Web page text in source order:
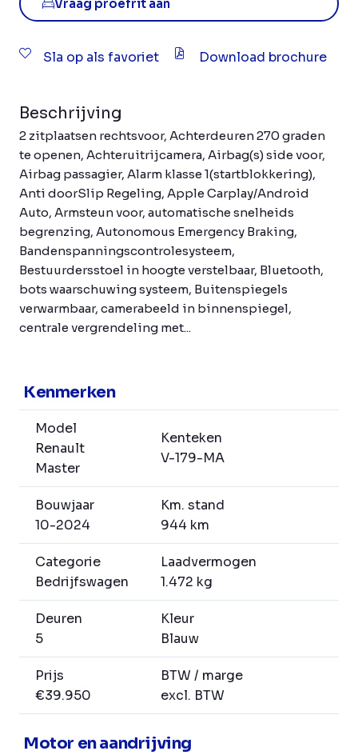
Vraag proefrit aan
Sla op als favoriet Download brochure
Beschrijving
2 zitplaatsen rechtsvoor, Achterdeuren 270 graden
te openen, Achteruitrijcamera, Airbag(s) side voor,
Airbag passagier, Alarm klasse 1(startblokkering),
Anti doorSlip Regeling, Apple Carplay/Android
Auto, Armsteun voor, automatische snelheids
begrenzing, Autonomous Emergency Braking,
Bandenspanningscontrolesysteem,
Bestuurdersstoel in hoogte verstelbaar, Bluetooth,
bots waarschuwing systeem, Buitenspiegels
verwarmbaar, camerabeeld in binnenspiegel,
centrale vergrendeling met...
Kenmerken
Model
Renault
Master
Kenteken
V-179-MA
Bouwjaar
10-2024
Km. stand
944 km
Categorie
Bedrijfswagen
Laadvermogen
1.472 kg
Deuren
5
Kleur
Blauw
Prijs
€39.950
BTW / marge
excl. BTW
Motor en aandrijving